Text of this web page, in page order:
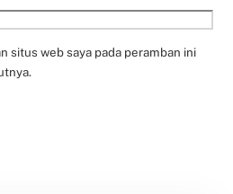
situs web saya pada peramban ini